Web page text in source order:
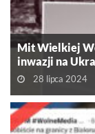
Mit Wielkiej
inwazji na
upamiętnienia
28 lipca 2024